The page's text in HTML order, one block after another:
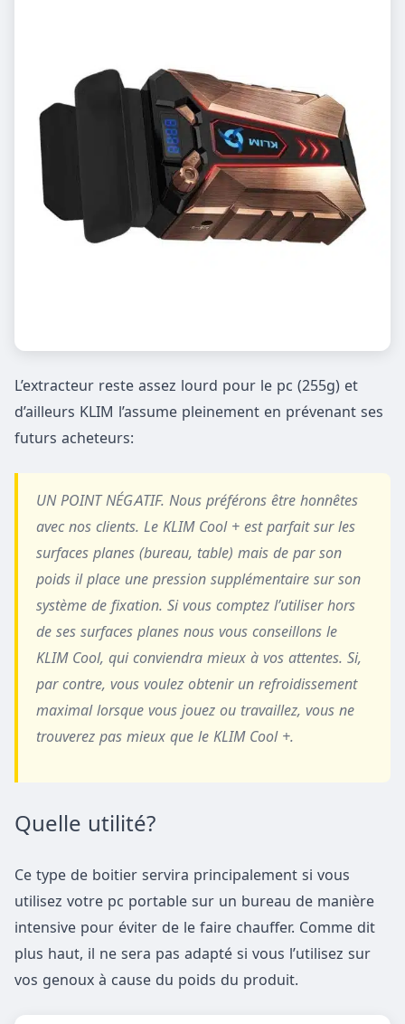
L’extracteur reste assez lourd pour le pc (255g) et
d’ailleurs KLIM l’assume pleinement en prévenant ses
futurs acheteurs:
UN POINT NÉGATIF. Nous préférons être honnêtes
avec nos clients. Le KLIM Cool + est parfait sur les
surfaces planes (bureau, table) mais de par son
poids il place une pression supplémentaire sur son
système de fixation. Si vous comptez l’utiliser hors
de ses surfaces planes nous vous conseillons le
KLIM Cool, qui conviendra mieux à vos attentes. Si,
par contre, vous voulez obtenir un refroidissement
maximal lorsque vous jouez ou travaillez, vous ne
trouverez pas mieux que le KLIM Cool +.
Quelle utilité?
Ce type de boitier servira principalement si vous
utilisez votre pc portable sur un bureau de manière
intensive pour éviter de le faire chauffer. Comme dit
plus haut, il ne sera pas adapté si vous l’utilisez sur
vos genoux à cause du poids du produit.